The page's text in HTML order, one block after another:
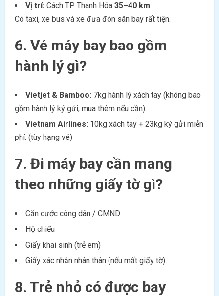
Vị trí: Cách TP. Thanh Hóa 35–40 km
Có taxi, xe bus và xe đưa đón sân bay rất tiện.
6. Vé máy bay bao gồm
hành lý gì?
Vietjet & Bamboo: 7kg hành lý xách tay (không bao
gồm hành lý ký gửi, mua thêm nếu cần).
Vietnam Airlines: 10kg xách tay + 23kg ký gửi miễn
phí. (tùy hạng vé)
7. Đi máy bay cần mang
theo những giấy tờ gì?
Căn cước công dân / CMND
Hộ chiếu
Giấy khai sinh (trẻ em)
Giấy xác nhận nhân thân (nếu mất giấy tờ)
8. Trẻ nhỏ có được bay